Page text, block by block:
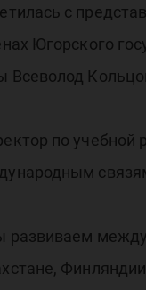
с
Югорского
Всеволод
по учебной